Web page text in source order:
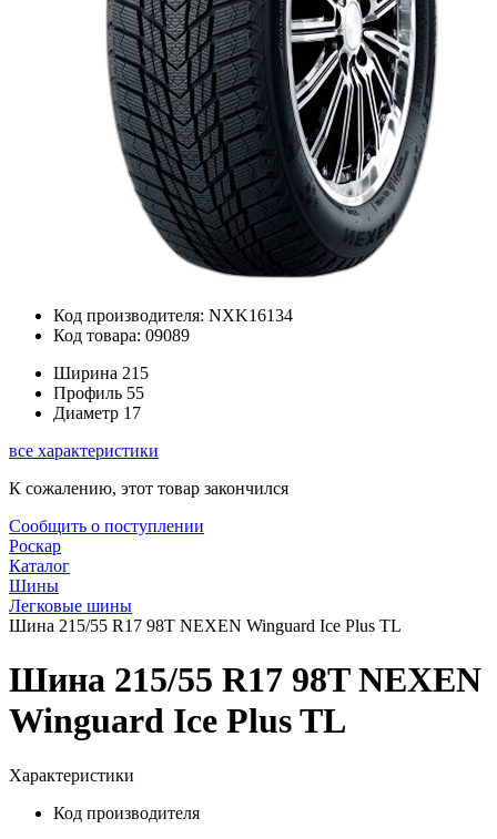
Код производителя: NXK16134
Код товара: 09089
Ширина 215
Профиль 55
Диаметр 17
все характеристики
К сожалению, этот товар закончился
Сообщить о поступлении
Роскар
Каталог
Шины
Легковые шины
Шина 215/55 R17 98T NEXEN Winguard Ice Plus TL
Шина 215/55 R17 98T NEXEN
Winguard Ice Plus TL
Характеристики
Код производителя